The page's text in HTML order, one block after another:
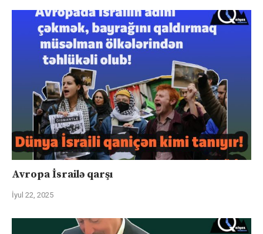
Avropa İsrailə qarşı
İyul 22, 2025